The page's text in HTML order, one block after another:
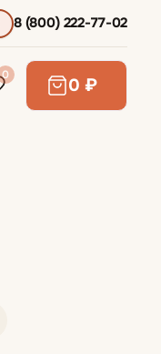
8 (800) 222-77-02
0 0 ₽